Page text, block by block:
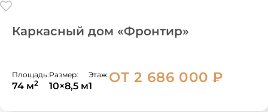
Каркасный дом «Фронтир»
Площадь:
74 м2
Размер:
10×8,5 м
Этаж:
1
ОТ 2 686 000 ₽